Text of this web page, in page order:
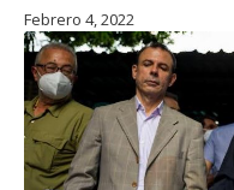
Febrero 4, 2022